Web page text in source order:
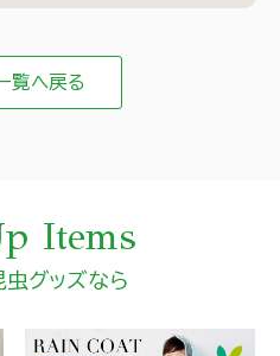
覧へ戻る
Items
グッズなら